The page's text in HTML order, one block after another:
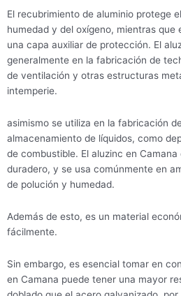
El recubrimiento de aluminio protege
humedad y del oxígeno, mientras
una capa auxiliar de protección. El
generalmente en la fabricación de
de ventilación y otras estructuras
intemperie.
asimismo se utiliza en la fabricación
almacenamiento de líquidos, como
de combustible. El aluzinc en
duradero, y se usa comúnmente en
de polución y humedad.
Además de esto, es un material
fácilmente.
Sin embargo, es esencial tomar en
en Camana puede tener una mayor